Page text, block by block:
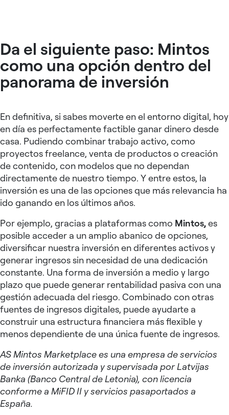
Da el siguiente paso: Mintos
como una opción dentro del
panorama de inversión
En definitiva, si sabes moverte en el entorno digital, hoy
en día es perfectamente factible ganar dinero desde
casa. Pudiendo combinar trabajo activo, como
proyectos freelance, venta de productos o creación
de contenido, con modelos que no dependan
directamente de nuestro tiempo. Y entre estos, la
inversión es una de las opciones que más relevancia ha
ido ganando en los últimos años.
Por ejemplo, gracias a plataformas como Mintos,es
posible acceder a un amplio abanico de opciones,
diversificar nuestra inversión en diferentes activos y
generar ingresos sin necesidad de una dedicación
constante. Una forma de inversión a medio y largo
plazo que puede generar rentabilidad pasiva con una
gestión adecuada del riesgo. Combinado con otras
fuentes de ingresos digitales, puede ayudarte a
construir una estructura financiera más flexible y
menos dependiente de una única fuente de ingresos.
AS Mintos Marketplace es una empresa de servicios
de inversión autorizada y supervisada por Latvijas
Banka (Banco Central de Letonia), con licencia
conforme a MiFID II y servicios pasaportados a
España.